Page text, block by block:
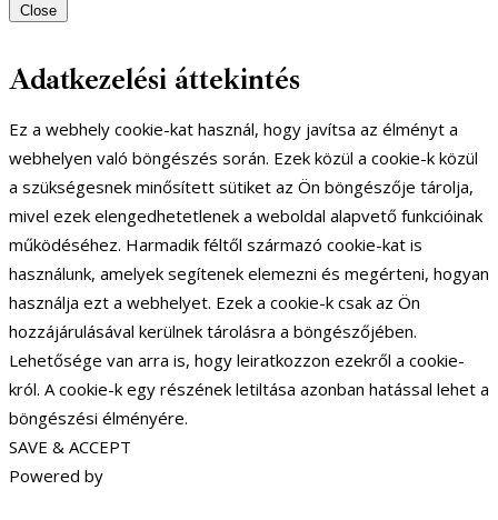
Close
Adatkezelési áttekintés
Ez a webhely cookie-kat használ, hogy javítsa az élményt a
webhelyen való böngészés során. Ezek közül a cookie-k közül
a szükségesnek minősített sütiket az Ön böngészője tárolja,
mivel ezek elengedhetetlenek a weboldal alapvető funkcióinak
működéséhez. Harmadik féltől származó cookie-kat is
használunk, amelyek segítenek elemezni és megérteni, hogyan
használja ezt a webhelyet. Ezek a cookie-k csak az Ön
hozzájárulásával kerülnek tárolásra a böngészőjében.
Lehetősége van arra is, hogy leiratkozzon ezekről a cookie-
król. A cookie-k egy részének letiltása azonban hatással lehet a
böngészési élményére.
SAVE & ACCEPT
Powered by